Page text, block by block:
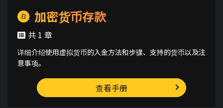
加密货币存款
共 1 章
详细介绍使用虚拟货币的入金方法和步骤、支持的货币以及注
意事项。
查看手册